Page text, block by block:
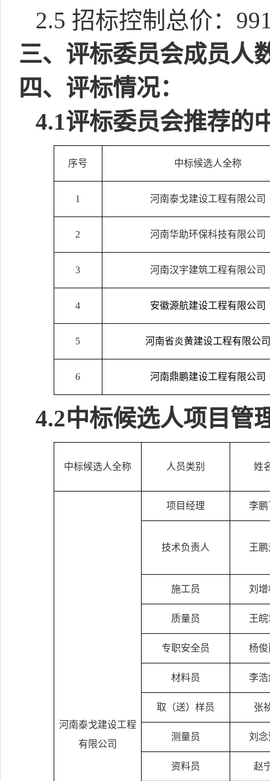
2.5 招标控制总价：
三、评标委员会成员人
四、评标情况：
4.1评标委员会推荐的
序号 中标候选人全称
1 河南泰戈建设工程有限公司
2 河南华助环保科技有限公司
3 河南汉宇建筑工程有限公司
4 安徽源航建设工程有限公司
5 河南省炎黄建设工程有限公司
6 河南鼎鹏建设工程有限公司
4.2中标候选人项目管
中标候选人全称 人员类别 姓
河南泰戈建设工程
有限公司
项目经理 李鹏
技术负责人 王
施工员 刘增
质量员 王
专职安全员 杨俊
材料员 李浩
取（送）样员 张
测量员 刘念
资料员 赵